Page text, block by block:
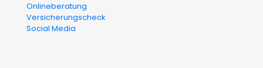
Onlineberatung
Versicherungscheck
Social Media